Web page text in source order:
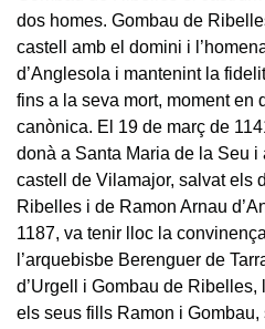
dos homes. Gombau de
castell amb el domini i
d’Anglesola i mantenint la
fins a la seva mort, moment en
canònica. El 19 de març de
donà a Santa Maria de la Seu i
castell de Vilamajor, salvat els
Ribelles i de Ramon Arnau
1187, va tenir lloc la
l’arquebisbe Berenguer de
d’Urgell i Gombau de
els seus fills Ramon i